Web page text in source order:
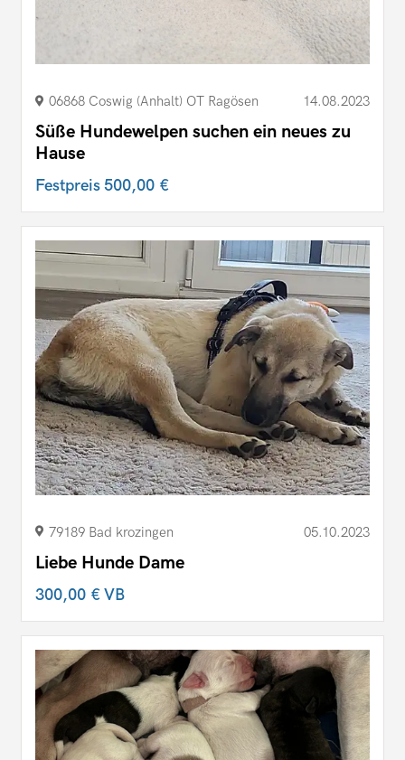
06868 Coswig (Anhalt) OT Ragösen 14.08.2023
Süße Hundewelpen suchen ein neues zu
Hause
Festpreis500,00 €
79189 Bad krozingen 05.10.2023
Liebe Hunde Dame
300,00 €VB